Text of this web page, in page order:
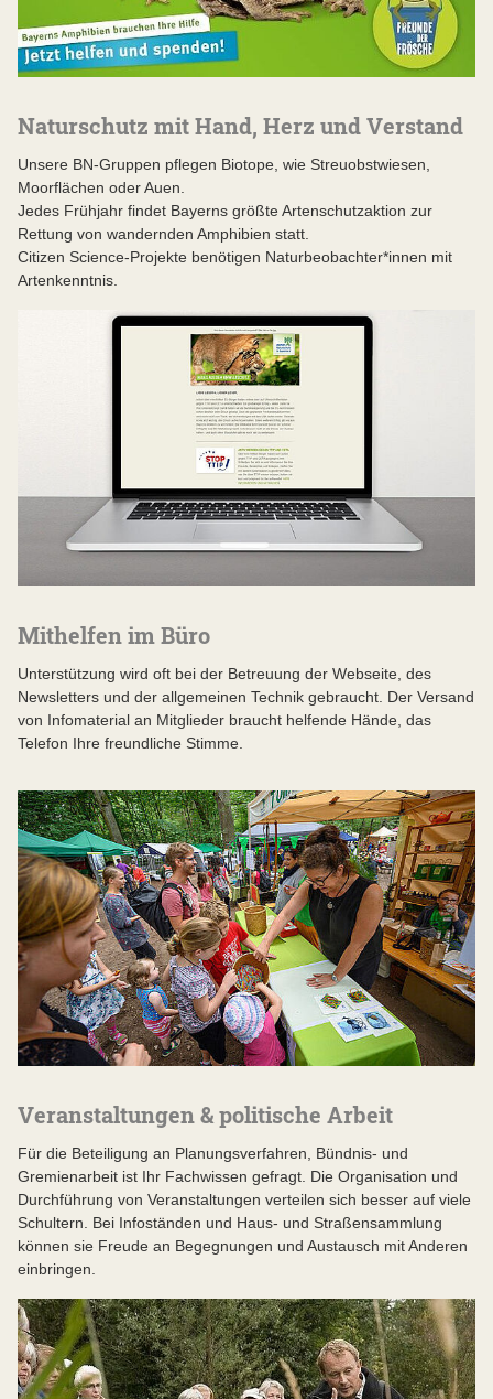
Naturschutz mit Hand, Herz und Verstand
Unsere BN-Gruppen pflegen Biotope, wie Streuobstwiesen,
Moorflächen oder Auen.
Jedes Frühjahr findet Bayerns größte Artenschutzaktion zur
Rettung von wandernden Amphibien statt.
Citizen Science-Projekte benötigen Naturbeobachter*innen mit
Artenkenntnis.
Mithelfen im Büro
Unterstützung wird oft bei der Betreuung der Webseite, des
Newsletters und der allgemeinen Technik gebraucht. Der Versand
von Infomaterial an Mitglieder braucht helfende Hände, das
Telefon Ihre freundliche Stimme.
Veranstaltungen & politische Arbeit
Für die Beteiligung an Planungsverfahren, Bündnis- und
Gremienarbeit ist Ihr Fachwissen gefragt. Die Organisation und
Durchführung von Veranstaltungen verteilen sich besser auf viele
Schultern. Bei Infoständen und Haus- und Straßensammlung
können sie Freude an Begegnungen und Austausch mit Anderen
einbringen.